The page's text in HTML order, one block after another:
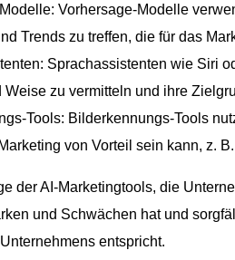
Vorhersage-Modelle
Trends zu treffen, die für das
Sprachassistenten wie Siri
Weise zu vermitteln und ihre
Tools: Bilderkennungs-Tools
von Vorteil sein kann, z.
der AI-Marketingtools, die
und Schwächen hat und
entspricht.